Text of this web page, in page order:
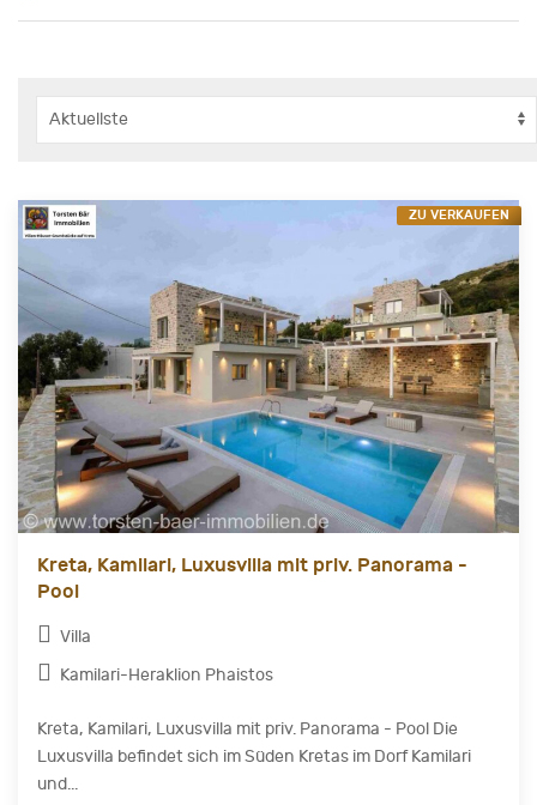
Kreta, Kamilari, Luxusvilla mit priv. Panorama -
Pool
Villa
Kamilari-Heraklion Phaistos
Kreta, Kamilari, Luxusvilla mit priv. Panorama - Pool Die
Luxusvilla befindet sich im Süden Kretas im Dorf Kamilari
und...
ZU VERKAUFEN